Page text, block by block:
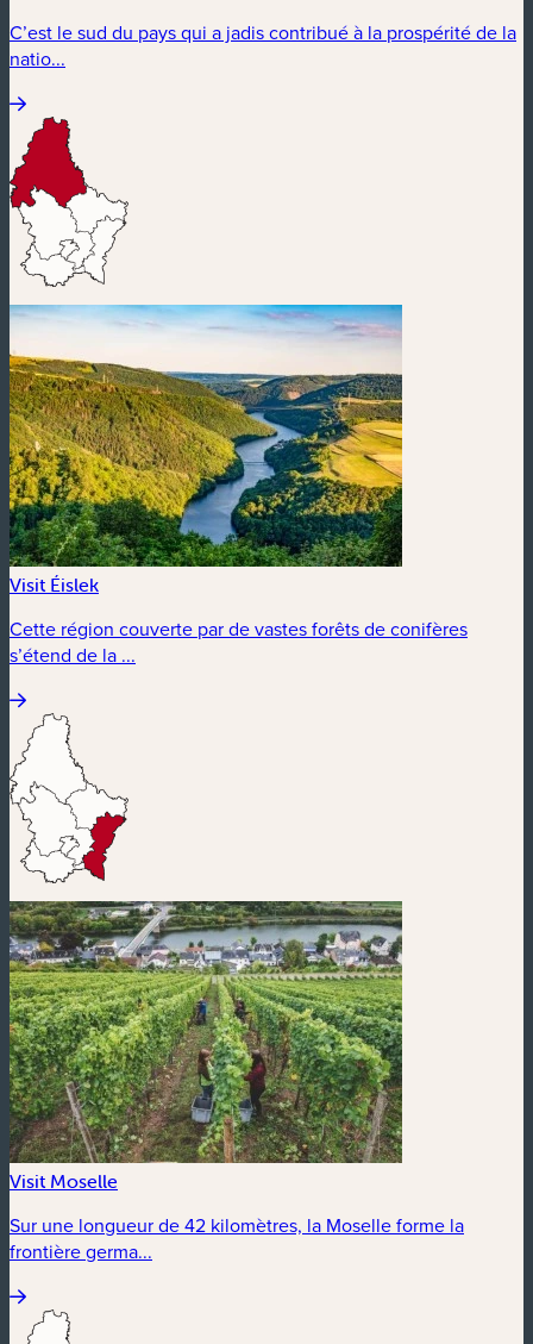
C’est le sud du pays qui a jadis contribué à la prospérité de la
natio...
Visit Éislek
Cette région couverte par de vastes forêts de conifères
s’étend de la ...
Visit Moselle
Sur une longueur de 42 kilomètres, la Moselle forme la
frontière germa...